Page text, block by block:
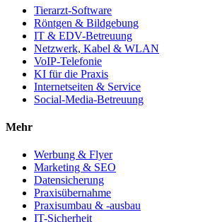
Tierarzt-Software
Röntgen & Bildgebung
IT & EDV-Betreuung
Netzwerk, Kabel & WLAN
VoIP-Telefonie
KI für die Praxis
Internetseiten & Service
Social-Media-Betreuung
Mehr
Werbung & Flyer
Marketing & SEO
Datensicherung
Praxisübernahme
Praxisumbau & -ausbau
IT-Sicherheit